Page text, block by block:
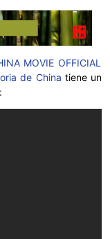
MOVIE OFFICIAL
de China tiene un
: